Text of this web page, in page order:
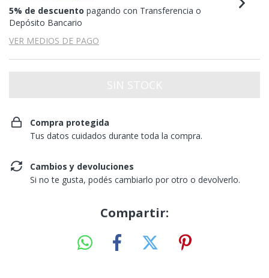
5% de descuento pagando con Transferencia o
Depósito Bancario
VER MEDIOS DE PAGO
Compra protegida
Tus datos cuidados durante toda la compra.
Cambios y devoluciones
Si no te gusta, podés cambiarlo por otro o devolverlo.
Compartir: